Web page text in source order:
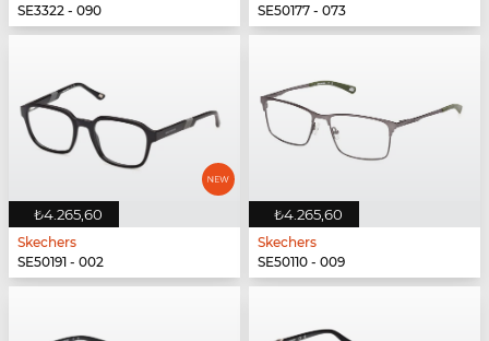
SE3322 - 090
SE50177 - 073
₺4.265,60
Skechers
SE50191 - 002
₺4.265,60
Skechers
SE50110 - 009